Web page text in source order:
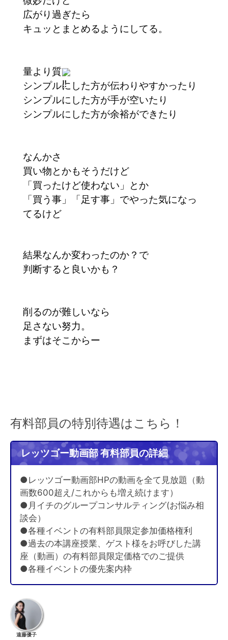
広がり過ぎたら
キュッとまとめるようにしてる。
量より質
シンプルにした方が伝わりやすかったり
シンプルにした方が手が空いたり
シンプルにした方が余裕ができたり
なんかさ
買い物とかもそうだけど
「買ったけど使わない」とか
「買う事」「足す事」でやった気になっ
てるけど
結果なんか変わったのか？で
判断すると良いかも？
削るのが難しいなら
足さない努力。
まずはそこからー
有料部員の特別待遇はこちら！
レッツゴー動画部 有料部員の詳細
●レッツゴー動画部HPの動画を全て見放題（動
画数600超え/これからも増え続けます）
●月イチのグループコンサルティング(お悩み相
談会）
●各種イベントの有料部員限定参加価格権利
●過去の本講座授業、ゲスト様をお呼びした講
座（動画）の有料部員限定価格でのご提供
●各種イベントの優先案内枠
遠藤優子